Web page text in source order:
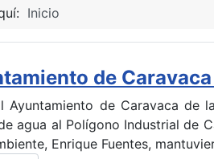
Inicio
de
Ayuntamiento de Caravaca
agua al Polígono Industrial de
Enrique Fuentes,